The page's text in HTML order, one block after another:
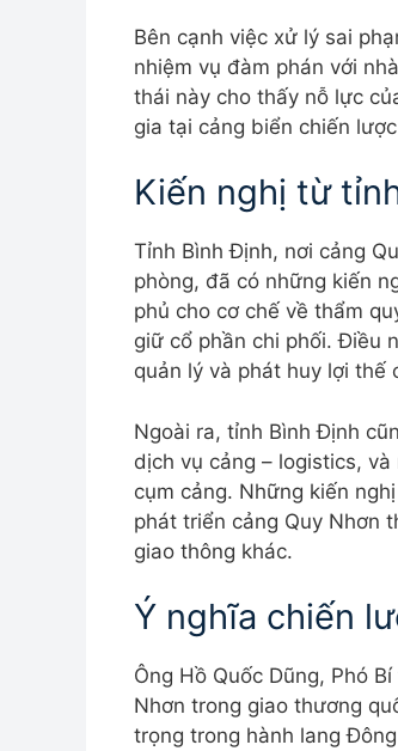
Bên cạnh việc xử lý sai
nhiệm vụ đàm phán với
thái này cho thấy nỗ lực
gia tại cảng biển chiến
Kiến nghị từ
Tỉnh Bình Định, nơi cảng
phòng, đã có những kiến
phủ cho cơ chế về thẩm
giữ cổ phần chi phối. Điều
quản lý và phát huy lợi thế
Ngoài ra, tỉnh Bình Định
dịch vụ cảng – logistics,
cụm cảng. Những kiến
phát triển cảng Quy Nhơn
giao thông khác.
Ý nghĩa chiến
Ông Hồ Quốc Dũng, Phó
Nhơn trong giao thương
trọng trong hành lang